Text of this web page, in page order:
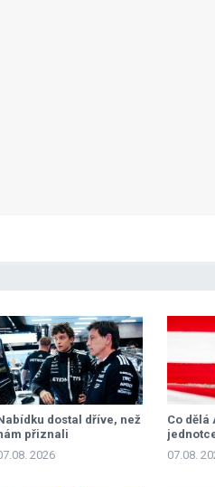
dostal dříve, než
přiznali
2026
Co dělá
07.08.